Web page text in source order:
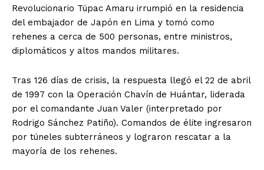
Revolucionario Túpac Amaru irrumpió en la residencia
del embajador de Japón en Lima y tomó como
rehenes a cerca de 500 personas, entre ministros,
diplomáticos y altos mandos militares.
Tras 126 días de crisis, la respuesta llegó el 22 de abril
de 1997 con la Operación Chavín de Huántar, liderada
por el comandante Juan Valer (interpretado por
Rodrigo Sánchez Patiño). Comandos de élite ingresaron
por túneles subterráneos y lograron rescatar a la
mayoría de los rehenes.